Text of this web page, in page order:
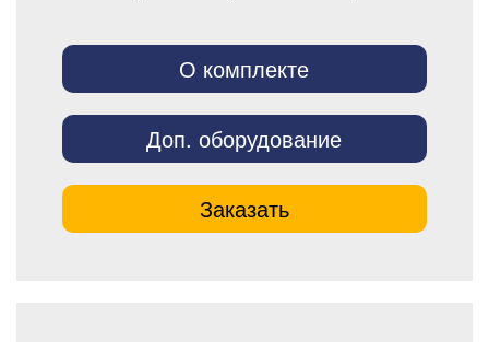
О комплекте
Доп. оборудование
Заказать